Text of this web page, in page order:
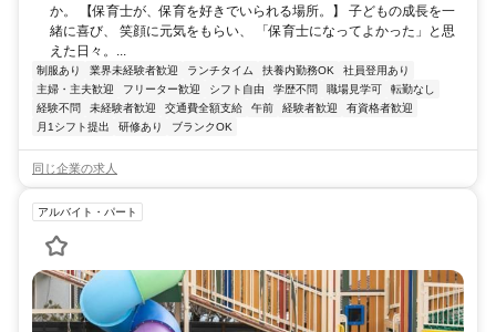
か。 【保育士が、保育を好きでいられる場所。】 子どもの成長を一
緒に喜び、 笑顔に元気をもらい、 「保育士になってよかった」と思
えた日々。...
制服あり 業界未経験者歓迎 ランチタイム 扶養内勤務OK
社員登用あり
主婦・主夫歓迎
フリーター歓迎 シフト自由 学歴不問 職場見学可
転勤なし
経験不問
未経験者歓迎 交通費全額支給 午前 経験者歓迎
有資格者歓迎
月1シフト提出
研修あり ブランクOK
同じ企業の求人
アルバイト・パート